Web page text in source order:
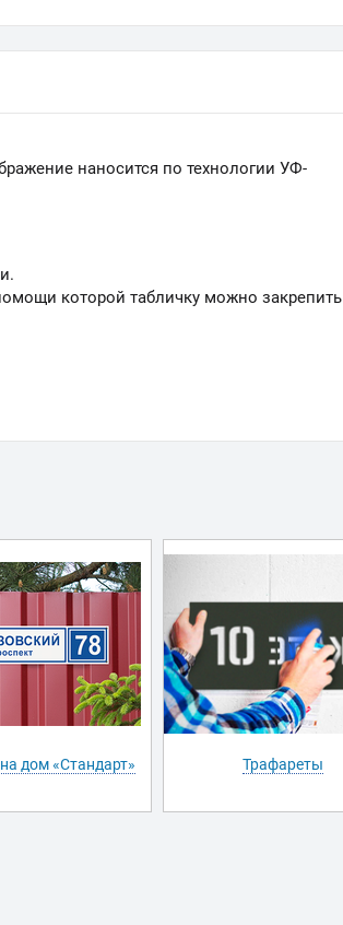
наносится по технологии УФ-
которой табличку можно закрепить
дом «Стандарт» Трафареты